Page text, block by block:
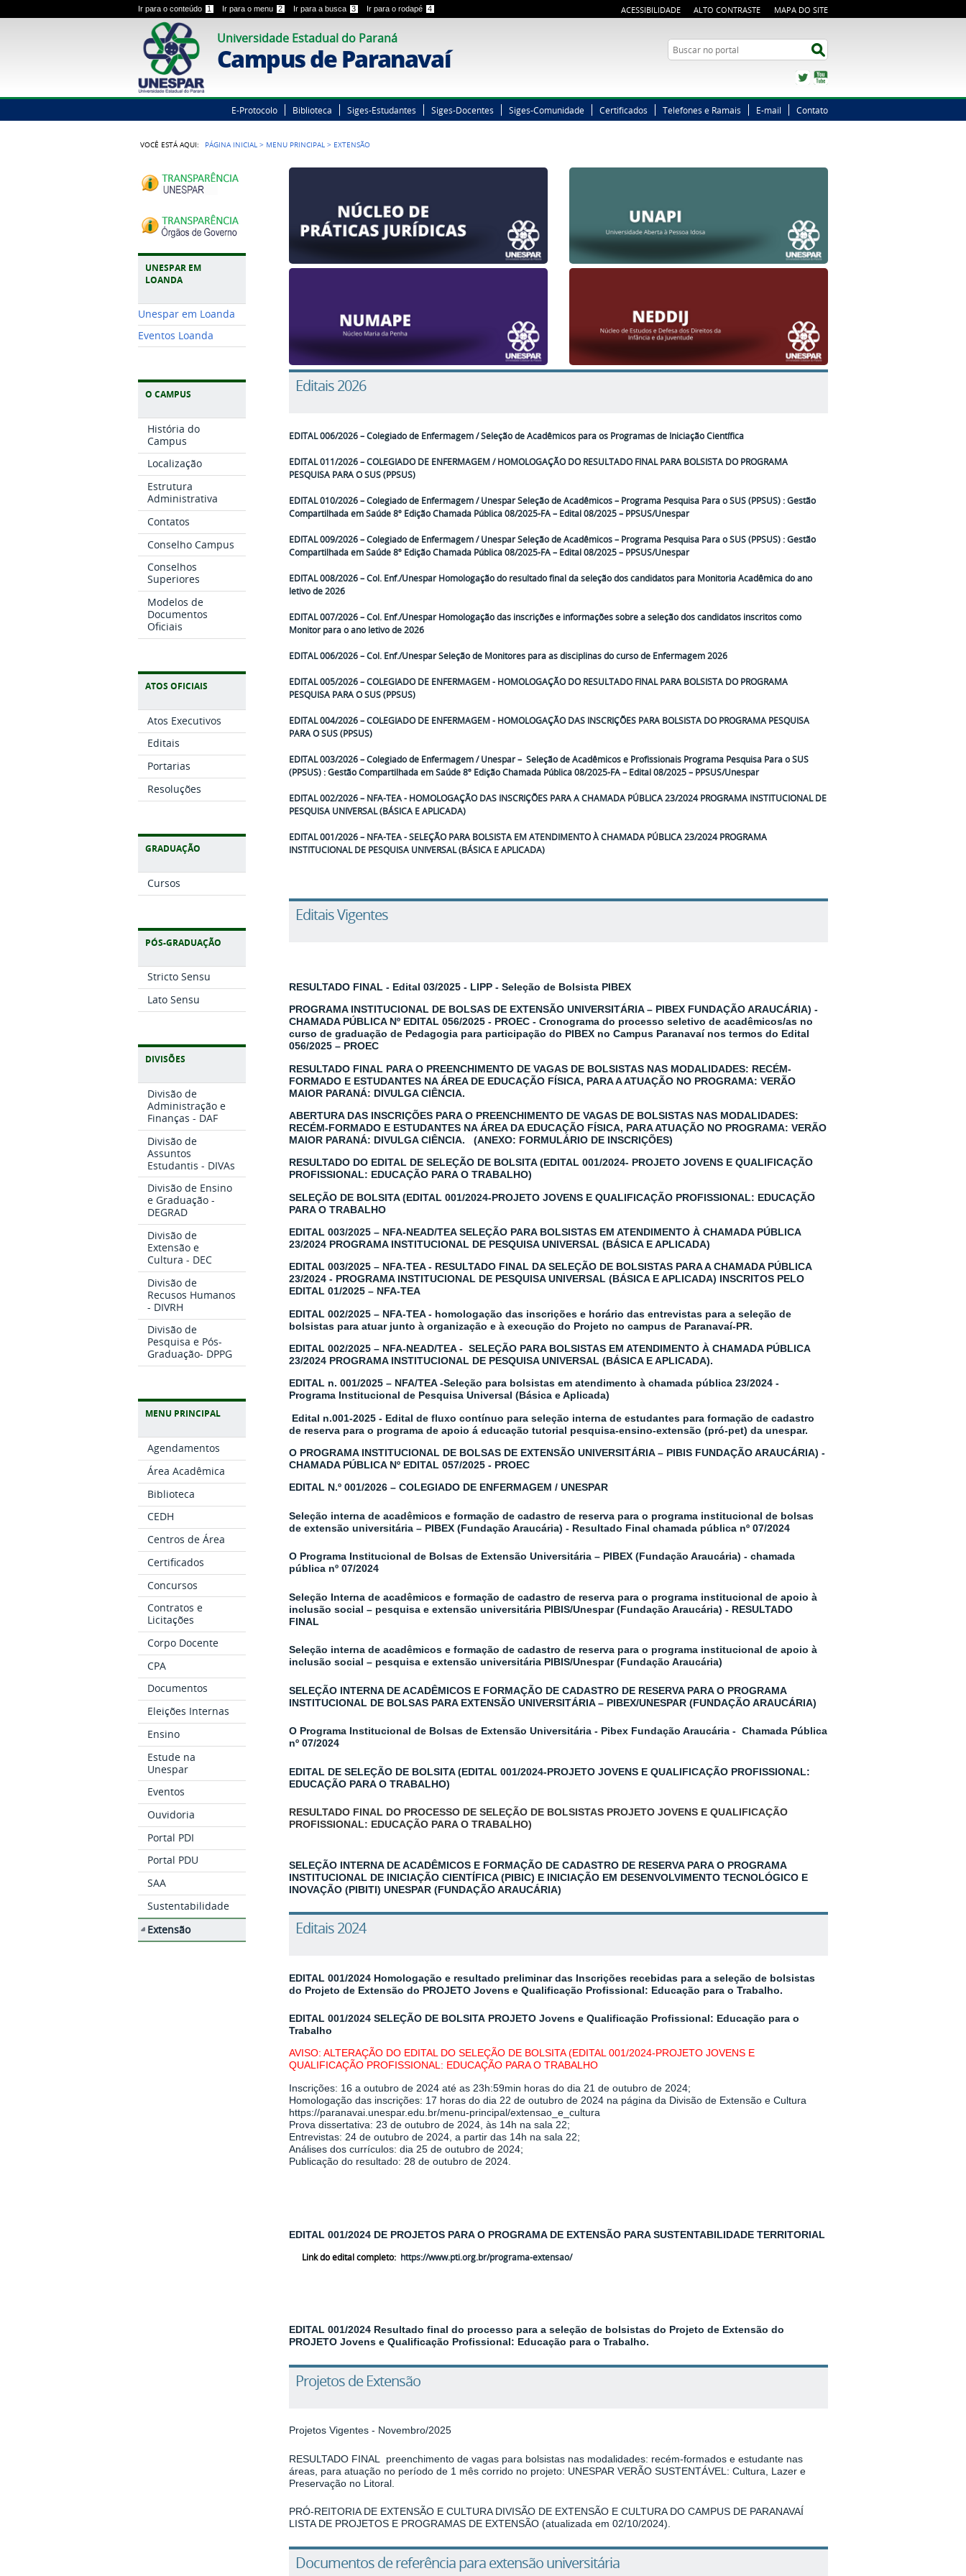
Ir para o conteúdo 1 Ir para o menu 2 Ir para a busca 3 Ir para o rodapé 4 ACESSIBILIDADE ALTO CONTRASTE MAPA DO SITE
Universidade Estadual do Paraná
Campus de Paranavaí Busca
Twitter
E-Protocolo Biblioteca Siges-Estudantes Siges-Docentes Siges-Comunidade Certificados Telefones e Ramais E-mail Contato
VOCÊ ESTÁ AQUI: PÁGINA INICIAL > MENU PRINCIPAL > EXTENSÃO
UNESPAR EM
LOANDA
Unespar em Loanda
Eventos Loanda
O CAMPUS
História do
Campus
Localização
Estrutura
Administrativa
Contatos
Conselho Campus
Conselhos
Superiores
Modelos de
Documentos
Oficiais
ATOS OFICIAIS
Atos Executivos
Editais
Portarias
Resoluções
GRADUAÇÃO
Cursos
PÓS-GRADUAÇÃO
Stricto Sensu
Lato Sensu
DIVISÕES
Divisão de
Administração e
Finanças - DAF
Divisão de
Assuntos
Estudantis - DIVAs
Divisão de Ensino
e Graduação -
DEGRAD
Divisão de
Extensão e
Cultura - DEC
Divisão de
Recusos Humanos
- DIVRH
Divisão de
Pesquisa e Pós-
Graduação- DPPG
MENU PRINCIPAL
Agendamentos
Área Acadêmica
Biblioteca
CEDH
Centros de Área
Certificados
Concursos
Contratos e
Licitações
Corpo Docente
CPA
Documentos
Eleições Internas
Ensino
Estude na
Unespar
Eventos
Ouvidoria
Portal PDI
Portal PDU
SAA
Sustentabilidade
Extensão
Editais 2026
EDITAL 006/2026 – Colegiado de Enfermagem / Seleção de Acadêmicos para os Programas de Iniciação Científica
EDITAL 011/2026 – COLEGIADO DE ENFERMAGEM / HOMOLOGAÇÃO DO RESULTADO FINAL PARA BOLSISTA DO PROGRAMA
PESQUISA PARA O SUS (PPSUS)
EDITAL 010/2026 – Colegiado de Enfermagem / Unespar Seleção de Acadêmicos – Programa Pesquisa Para o SUS (PPSUS) : Gestão
Compartilhada em Saúde 8º Edição Chamada Pública 08/2025-FA – Edital 08/2025 – PPSUS/Unespar
EDITAL 009/2026 – Colegiado de Enfermagem / Unespar Seleção de Acadêmicos – Programa Pesquisa Para o SUS (PPSUS) : Gestão
Compartilhada em Saúde 8º Edição Chamada Pública 08/2025-FA – Edital 08/2025 – PPSUS/Unespar
EDITAL 008/2026 – Col. Enf./Unespar Homologação do resultado final da seleção dos candidatos para Monitoria Acadêmica do ano
letivo de 2026
EDITAL 007/2026 – Col. Enf./Unespar Homologação das inscrições e informações sobre a seleção dos candidatos inscritos como
Monitor para o ano letivo de 2026
EDITAL 006/2026 – Col. Enf./Unespar Seleção de Monitores para as disciplinas do curso de Enfermagem 2026
EDITAL 005/2026 – COLEGIADO DE ENFERMAGEM - HOMOLOGAÇÃO DO RESULTADO FINAL PARA BOLSISTA DO PROGRAMA
PESQUISA PARA O SUS (PPSUS)
EDITAL 004/2026 – COLEGIADO DE ENFERMAGEM - HOMOLOGAÇÃO DAS INSCRIÇÕES PARA BOLSISTA DO PROGRAMA PESQUISA
PARA O SUS (PPSUS)
EDITAL 003/2026 – Colegiado de Enfermagem / Unespar– Seleção de Acadêmicos e Profissionais Programa Pesquisa Para o SUS
(PPSUS) : Gestão Compartilhada em Saúde 8º Edição Chamada Pública 08/2025-FA – Edital 08/2025 – PPSUS/Unespar
EDITAL 002/2026 – NFA-TEA - HOMOLOGAÇÃO DAS INSCRIÇÕES PARA A CHAMADA PÚBLICA 23/2024 PROGRAMA INSTITUCIONAL DE
PESQUISA UNIVERSAL (BÁSICA E APLICADA)
EDITAL 001/2026 – NFA-TEA-SELEÇÃO PARA BOLSISTA EM ATENDIMENTO À CHAMADA PÚBLICA 23/2024 PROGRAMA
INSTITUCIONAL DE PESQUISA UNIVERSAL (BÁSICA E APLICADA)
Editais Vigentes
RESULTADO FINAL - Edital 03/2025 - LIPP - Seleção de Bolsista PIBEX
PROGRAMA INSTITUCIONAL DE BOLSAS DE EXTENSÃO UNIVERSITÁRIA – PIBEX FUNDAÇÃO ARAUCÁRIA) -
CHAMADA PÚBLICA Nº EDITAL 056/2025 - PROEC - Cronograma do processo seletivo de acadêmicos/as no
curso de graduação de Pedagogia para participação do PIBEX no Campus Paranavaí nos termos do Edital
056/2025 – PROEC
RESULTADO FINAL PARA O PREENCHIMENTO DE VAGAS DE BOLSISTAS NAS MODALIDADES: RECÉM-
FORMADO E ESTUDANTES NA ÁREA DE EDUCAÇÃO FÍSICA, PARA A ATUAÇÃO NO PROGRAMA: VERÃO
MAIOR PARANÁ: DIVULGA CIÊNCIA.
ABERTURA DAS INSCRIÇÕES PARA O PREENCHIMENTO DE VAGAS DE BOLSISTAS NAS MODALIDADES:
RECÉM-FORMADO E ESTUDANTES NA ÁREA DA EDUCAÇÃO FÍSICA, PARA ATUAÇÃO NO PROGRAMA: VERÃO
MAIOR PARANÁ: DIVULGA CIÊNCIA.
(ANEXO: FORMULÁRIO DE INSCRIÇÕES)
RESULTADO DO EDITAL DE SELEÇÃO DE BOLSITA (EDITAL 001/2024- PROJETO JOVENS E QUALIFICAÇÃO
PROFISSIONAL: EDUCAÇÃO PARA O TRABALHO)
SELEÇÃO DE BOLSITA (EDITAL 001/2024-PROJETO JOVENS E QUALIFICAÇÃO PROFISSIONAL: EDUCAÇÃO
PARA O TRABALHO
EDITAL 003/2025 – NFA-NEAD/TEA SELEÇÃO PARA BOLSISTAS EM ATENDIMENTO À CHAMADA PÚBLICA
23/2024 PROGRAMA INSTITUCIONAL DE PESQUISA UNIVERSAL (BÁSICA E APLICADA)
EDITAL 003/2025 – NFA-TEA - RESULTADO FINAL DA SELEÇÃO DE BOLSISTAS PARA A CHAMADA PÚBLICA
23/2024 - PROGRAMA INSTITUCIONAL DE PESQUISA UNIVERSAL (BÁSICA E APLICADA) INSCRITOS PELO
EDITAL 01/2025 – NFA-TEA
EDITAL 002/2025 – NFA-TEA - homologação das inscrições e horário das entrevistas para a seleção de
bolsistas para atuar junto à organização e à execução do Projeto no campus de Paranavaí-PR.
EDITAL 002/2025 – NFA-NEAD/TEA - SELEÇÃO PARA BOLSISTAS EM ATENDIMENTO À CHAMADA PÚBLICA
23/2024 PROGRAMA INSTITUCIONAL DE PESQUISA UNIVERSAL (BÁSICA E APLICADA).
EDITAL n. 001/2025 – NFA/TEA -Seleção para bolsistas em atendimento à chamada pública 23/2024 -
Programa Institucional de Pesquisa Universal (Básica e Aplicada)
Edital n.001-2025 - Edital de fluxo contínuo para seleção interna de estudantes para formação de cadastro
de reserva para o programa de apoio á educação tutorial pesquisa-ensino-extensão (pró-pet) da unespar.
O PROGRAMA INSTITUCIONAL DE BOLSAS DE EXTENSÃO UNIVERSITÁRIA – PIBIS FUNDAÇÃO ARAUCÁRIA) -
CHAMADA PÚBLICA Nº EDITAL 057/2025 - PROEC
EDITAL N.º 001/2026 – COLEGIADO DE ENFERMAGEM / UNESPAR
Seleção interna de acadêmicos e formação de cadastro de reserva para o programa institucional de bolsas
de extensão universitária – PIBEX (Fundação Araucária) - Resultado Final chamada pública nº 07/2024
O Programa Institucional de Bolsas de Extensão Universitária – PIBEX (Fundação Araucária) - chamada
pública nº 07/2024
Seleção Interna de acadêmicos e formação de cadastro de reserva para o programa institucional de apoio à
inclusão social – pesquisa e extensão universitária PIBIS/Unespar (Fundação Araucária) - RESULTADO
FINAL
Seleção interna de acadêmicos e formação de cadastro de reserva para o programa institucional de apoio à
inclusão social – pesquisa e extensão universitária PIBIS/Unespar (Fundação Araucária)
SELEÇÃO INTERNA DE ACADÊMICOS E FORMAÇÃO DE CADASTRO DE RESERVA PARA O PROGRAMA
INSTITUCIONAL DE BOLSAS PARA EXTENSÃO UNIVERSITÁRIA – PIBEX/UNESPAR (FUNDAÇÃO ARAUCÁRIA)
O Programa Institucional de Bolsas de Extensão Universitária - Pibex Fundação Araucária - Chamada Pública
nº 07/2024
EDITAL DE SELEÇÃO DE BOLSITA (EDITAL 001/2024-PROJETO JOVENS E QUALIFICAÇÃO PROFISSIONAL:
EDUCAÇÃO PARA O TRABALHO)
RESULTADO FINAL DO PROCESSO DE SELEÇÃO DE BOLSISTAS PROJETO JOVENS E QUALIFICAÇÃO
PROFISSIONAL: EDUCAÇÃO PARA O TRABALHO)
SELEÇÃO INTERNA DE ACADÊMICOS E FORMAÇÃO DE CADASTRO DE RESERVA PARA O PROGRAMA
INSTITUCIONAL DE INICIAÇÃO CIENTÍFICA (PIBIC) E INICIAÇÃO EM DESENVOLVIMENTO TECNOLÓGICO E
INOVAÇÃO (PIBITI) UNESPAR (FUNDAÇÃO ARAUCÁRIA)
Editais 2024
EDITAL 001/2024 Homologação e resultado preliminar das Inscrições recebidas para a seleção de bolsistas
do Projeto de Extensão do PROJETO Jovens e Qualificação Profissional: Educação para o Trabalho.
EDITAL 001/2024 SELEÇÃO DE BOLSITA PROJETO Jovens e Qualificação Profissional: Educação para o
Trabalho
AVISO: ALTERAÇÃO DO EDITAL DO SELEÇÃO DE BOLSITA (EDITAL 001/2024-PROJETO JOVENS E
QUALIFICAÇÃO PROFISSIONAL: EDUCAÇÃO PARA O TRABALHO
Inscrições: 16 a outubro de 2024 até as 23h:59min horas do dia 21 de outubro de 2024;
Homologação das inscrições: 17 horas do dia 22 de outubro de 2024 na página da Divisão de Extensão e Cultura
https://paranavai.unespar.edu.br/menu-principal/extensao_e_cultura
Prova dissertativa: 23 de outubro de 2024, às 14h na sala 22;
Entrevistas: 24 de outubro de 2024, a partir das 14h na sala 22;
Análises dos currículos: dia 25 de outubro de 2024;
Publicação do resultado: 28 de outubro de 2024.
EDITAL 001/2024 DE PROJETOS PARA O PROGRAMA DE EXTENSÃO PARA SUSTENTABILIDADE TERRITORIAL
Link do edital completo: https://www.pti.org.br/programa-extensao/
EDITAL 001/2024 Resultado final do processo para a seleção de bolsistas do Projeto de Extensão do
PROJETO Jovens e Qualificação Profissional: Educação para o Trabalho.
Projetos de Extensão
Projetos Vigentes - Novembro/2025
RESULTADO FINAL preenchimento de vagas para bolsistas nas modalidades: recém-formados e estudante nas
áreas, para atuação no período de 1 mês corrido no projeto: UNESPAR VERÃO SUSTENTÁVEL: Cultura, Lazer e
Preservação no Litoral.
PRÓ-REITORIA DE EXTENSÃO E CULTURA DIVISÃO DE EXTENSÃO E CULTURA DO CAMPUS DE PARANAVAÍ
LISTA DE PROJETOS E PROGRAMAS DE EXTENSÃO (atualizada em 02/10/2024).
Documentos de referência para extensão universitária